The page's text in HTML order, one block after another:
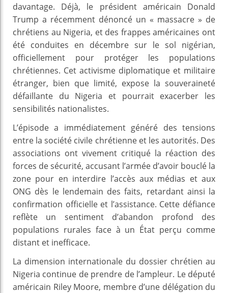
davantage. Déjà, le président américain Donald
Trump a récemment dénoncé un « massacre » de
chrétiens au Nigeria, et des frappes américaines ont
été conduites en décembre sur le sol nigérian,
officiellement pour protéger les populations
chrétiennes. Cet activisme diplomatique et militaire
étranger, bien que limité, expose la souveraineté
défaillante du Nigeria et pourrait exacerber les
sensibilités nationalistes.
L’épisode a immédiatement généré des tensions
entre la société civile chrétienne et les autorités. Des
associations ont vivement critiqué la réaction des
forces de sécurité, accusant l’armée d’avoir bouclé la
zone pour en interdire l’accès aux médias et aux
ONG dès le lendemain des faits, retardant ainsi la
confirmation officielle et l’assistance. Cette défiance
reflète un sentiment d’abandon profond des
populations rurales face à un État perçu comme
distant et inefficace.
La dimension internationale du dossier chrétien au
Nigeria continue de prendre de l’ampleur. Le député
américain Riley Moore, membre d’une délégation du